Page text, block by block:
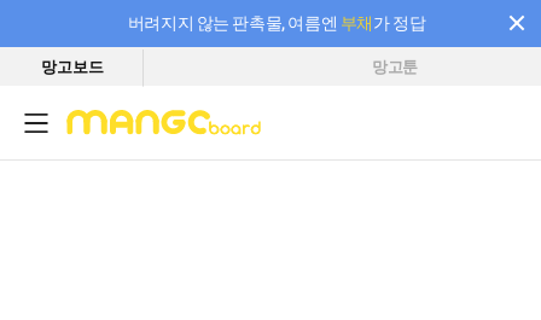
버려지지 않는 판촉물, 여름엔 부채가 정답
필요한 만큼 충전하고 끊김 없이 작업하세요! 새로워진 AI 부스터 요금제
망고보드 망고툰